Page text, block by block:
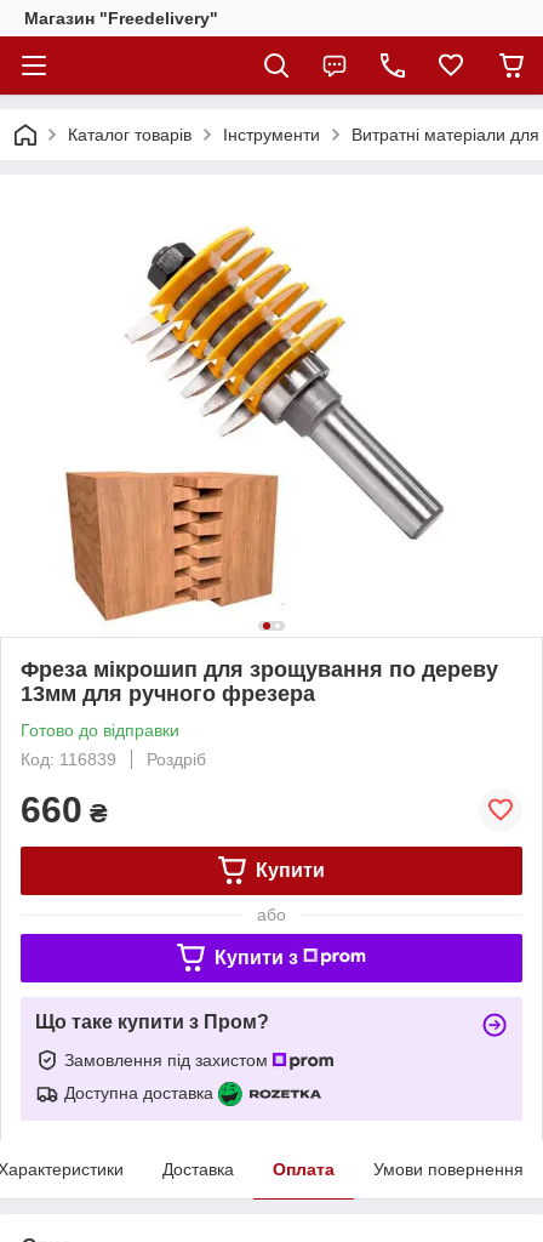
Магазин "Freedelivery"
Каталог товарів Інструменти Витратні матеріали для
Фреза мікрошип для зрощування по дереву
13мм для ручного фрезера
Готово до відправки
Код: 116839
Роздріб
660 ₴
Купити
або
Купити з
Що таке купити з Пром?
Замовлення під захистом
Доступна доставка
Доставка Оплата Умови повернення